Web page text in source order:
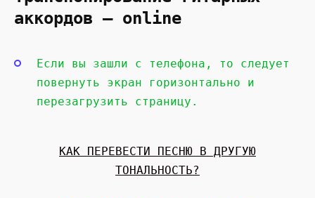
аккордов — online
Если вы зашли с телефона, то следует
повернуть экран горизонтально и
перезагрузить страницу.
КАК ПЕРЕВЕСТИ ПЕСНЮ В ДРУГУЮ
ТОНАЛЬНОСТЬ?